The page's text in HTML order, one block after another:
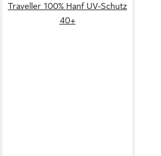
Traveller 100% Hanf UV-Schutz
40+